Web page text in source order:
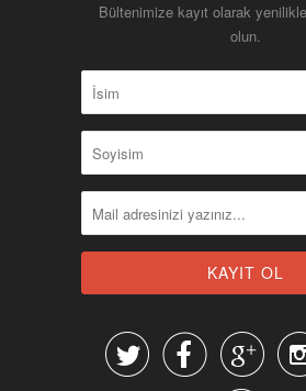
Bültenimize kayıt olarak
olun.
  